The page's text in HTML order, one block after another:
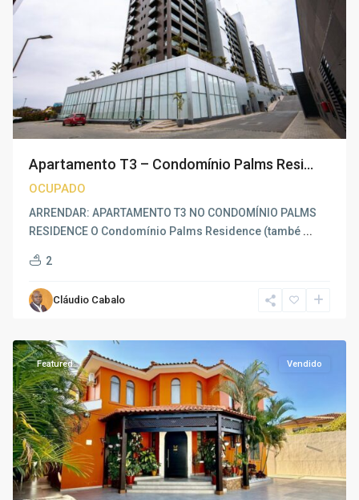
Apartamento T3 – Condomínio Palms Resi...
OCUPADO
ARRENDAR: APARTAMENTO T3 NO CONDOMÍNIO PALMS
RESIDENCE O Condomínio Palms Residence (també ...
2
Cláudio Cabalo
Camama,
Featured Vendido